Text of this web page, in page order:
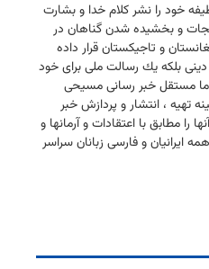
خود را نشر كلام خدا و بشارت
و بخشیده شدن گناهان در
و تاجیكستان قرار داده
بلكه یك رسالت ملی برای خود
مستقل خبر رسانی مسیحی
تهیه ، انتشار و پردازش خبر
را مطابق با اعتقادات و آرمانها و
ایرانیان و فارسی زبانان سراسر